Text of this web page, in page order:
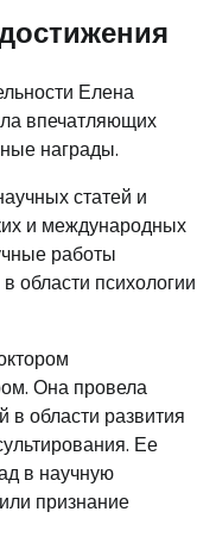
Елена
впечатляющих
награды.
статей и
и международных
работы
области психологии
Она провела
области развития
Ее
в научную
признание